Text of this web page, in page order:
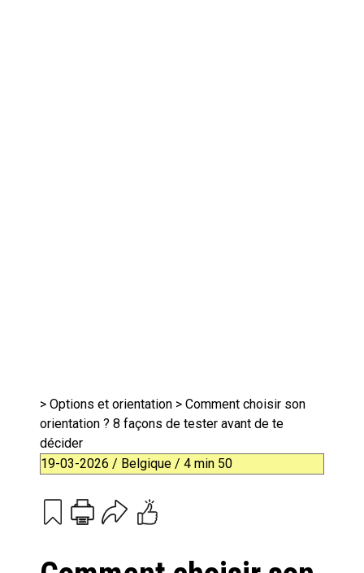
>Options et orientation > Comment choisir son
orientation ? 8 façons de tester avant de te
décider
19-03-2026 / Belgique / 4 min 50
PrintEmail